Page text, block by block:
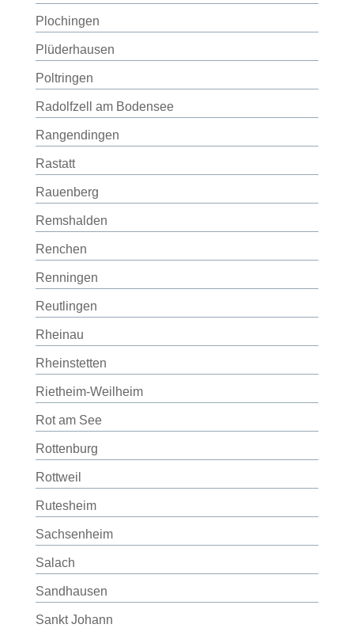
Plochingen
Plüderhausen
Poltringen
Radolfzell am Bodensee
Rangendingen
Rastatt
Rauenberg
Remshalden
Renchen
Renningen
Reutlingen
Rheinau
Rheinstetten
Rietheim-Weilheim
Rot am See
Rottenburg
Rottweil
Rutesheim
Sachsenheim
Salach
Sandhausen
Sankt Johann